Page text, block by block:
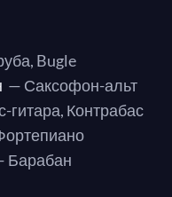
Bugle
— Саксофон-альт
гитара, Контрабас
Барабан